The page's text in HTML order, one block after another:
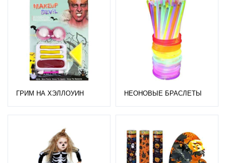
ГРИМ НА ХЭЛЛОУИН НЕОНОВЫЕ БРАСЛЕТЫ